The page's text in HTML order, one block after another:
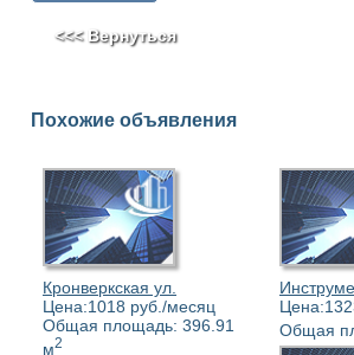
<<< Вернуться
Похожие объявления
Кронверкская ул.
Цена:1018 руб./месяц
Общая площадь: 396.91
м2
Общая